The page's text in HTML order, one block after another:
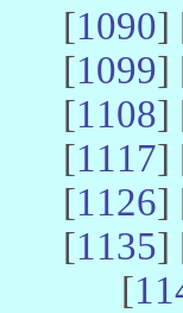
[1090]
[1099]
[1108]
[1117]
[1126]
[1135]
[